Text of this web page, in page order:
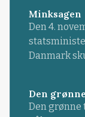
Minksagen
Den 4.
Danmark
Den
Den grønne